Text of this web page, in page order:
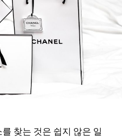
찾는 것은 쉽지 않은 일